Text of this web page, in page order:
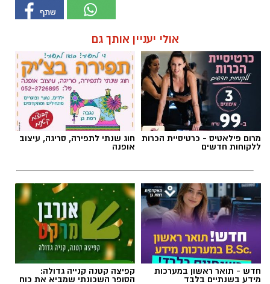
מרום פילאטיס - כרטיסיית הכרות
ללקוחות חדשים
חוג שנתי לתפירה, סריגה, עיצוב
אופנה
חדש - תואר ראשון במערכות
מידע בשנתיים בלבד
קפיצה קטנה קנייה גדולה:
הסופר השכונתי שמביא את כוח
הרשתות הגדולות לרמת גן
ספורט